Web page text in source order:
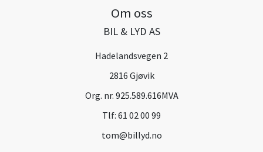
Om oss
BIL & LYD AS
Hadelandsvegen 2
2816 Gjøvik
Org. nr. 925.589.616MVA
Tlf: 61 02 00 99
tom@billyd.no